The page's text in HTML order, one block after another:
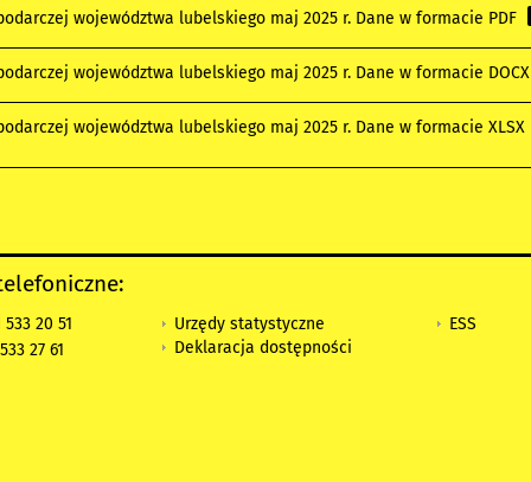
województwa lubelskiego maj 2025 r. Dane w formacie PDF
województwa lubelskiego maj 2025 r. Dane w formacie DOCX
województwa lubelskiego maj 2025 r. Dane w formacie XLSX
20 51
27 61
Urzędy statystyczne
Deklaracja dostępności
ESS